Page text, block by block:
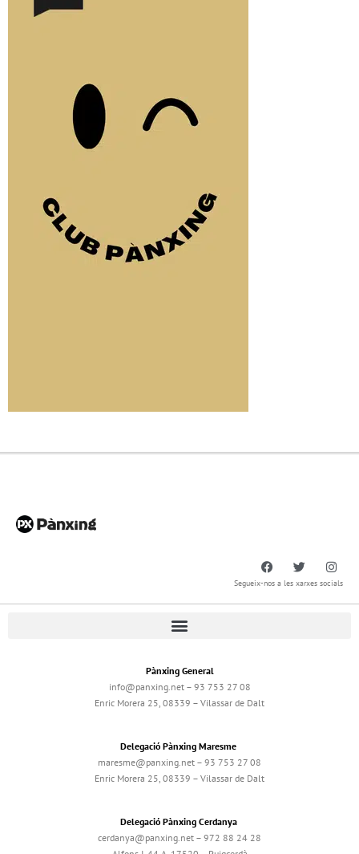
Segueix-nos a les xarxes socials
Pànxing General
info@panxing.net – 93 753 27 08
Enric Morera 25, 08339 – Vilassar de Dalt
Delegació Pànxing Maresme
maresme@panxing.net – 93 753 27 08
Enric Morera 25, 08339 – Vilassar de Dalt
Delegació Pànxing Cerdanya
cerdanya@panxing.net – 972 88 24 28